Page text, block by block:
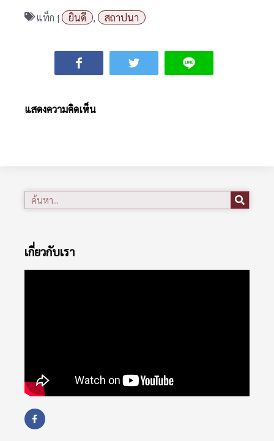
แท็ก | ยินดี , สถาปนา
แสดงความคิดเห็น
เกี่ยวกับเรา